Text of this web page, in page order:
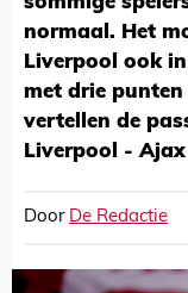
normaal. Het
Liverpool ook
met drie
vertellen de
Liverpool -
Door De Redactie